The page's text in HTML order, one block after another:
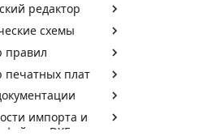
редактор
схемы
правил
печатных плат
импорта и
файлов DXF